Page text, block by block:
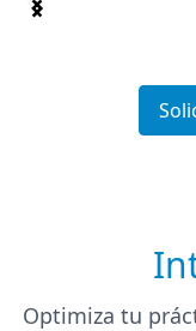
Item
Optimiza tu